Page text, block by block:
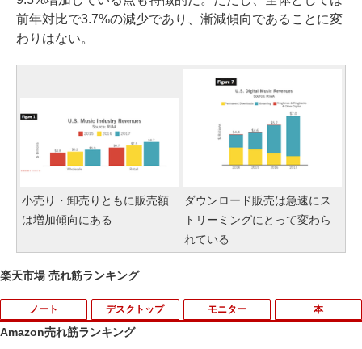
前年対比で3.7%の減少であり、漸減傾向であることに変
わりはない。
小売り・卸売りともに販売額
は増加傾向にある
ダウンロード販売は急速にス
トリーミングにとって変わら
れている
楽天市場 売れ筋ランキング
ノート デスクトップ モニター 本
Amazon売れ筋ランキング